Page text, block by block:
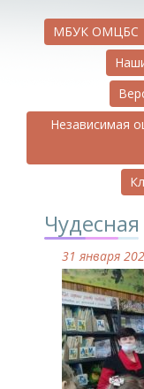
МБУК ОМЦБС
Независимая
31 января